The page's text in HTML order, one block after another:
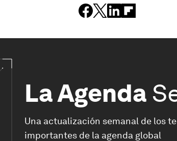
La Agenda
Una actualización semanal de los
importantes de la agenda global